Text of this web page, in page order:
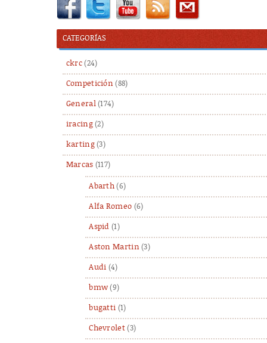
CATEGORÍAS
ckrc(24)
Competición (88)
General(174)
iracing(2)
karting(3)
Marcas (117)
Abarth (6)
Alfa Romeo (6)
Aspid (1)
Aston Martin (3)
Audi (4)
bmw (9)
bugatti (1)
Chevrolet(3)